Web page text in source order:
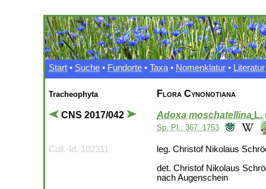
Start • Suche • Fundorte • Taxa • Nomenklatur • Literatur
Tracheophyta
CNS 2017/042
Flora Cynonotiana
Adoxa moschatellina L.
Sp. Pl.: 367. 1753
Coll.-Id. 102311
leg. Christof Nikolaus
det. Christof Nikolaus
nach Augenschein